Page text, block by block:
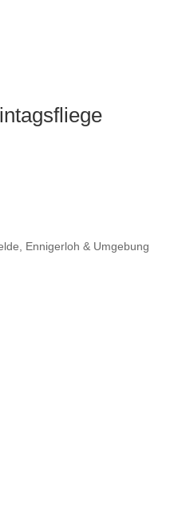
Ennigerloh & Umgebung